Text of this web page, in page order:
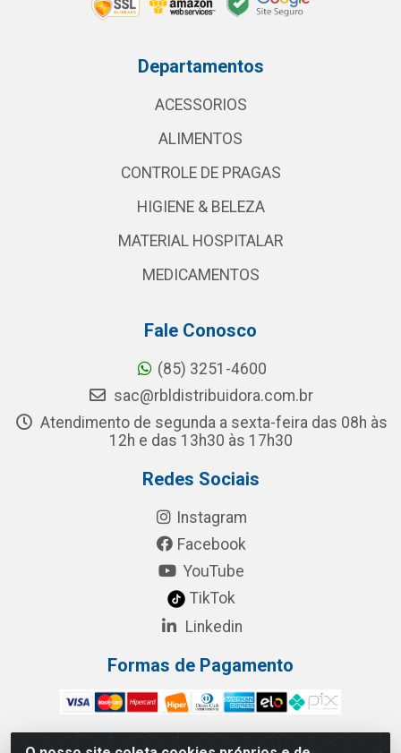
Departamentos
ACESSORIOS
ALIMENTOS
CONTROLE DE PRAGAS
HIGIENE & BELEZA
MATERIAL HOSPITALAR
MEDICAMENTOS
Fale Conosco
(85) 3251-4600
sac@rbldistribuidora.com.br
Atendimento de segunda a sexta-feira das 08h às
12h e das 13h30 às 17h30
Redes Sociais
Instagram
Facebook
YouTube
TikTok
Linkedin
Formas de Pagamento